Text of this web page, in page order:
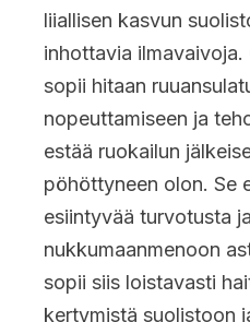
liiallisen kasvun
inhottavia ilmavaivoja.
sopii hitaan
nopeuttamiseen ja
estää ruokailun
pöhöttyneen olon. Se
esiintyvää turvotusta
nukkumaanmenoon
sopii siis loistavasti
kertymistä suolistoon